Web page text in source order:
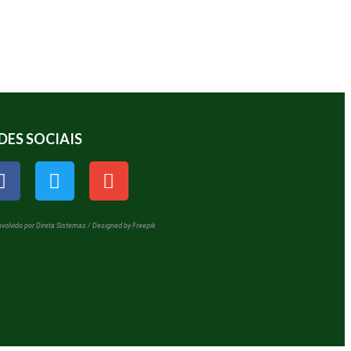
SOCIAIS
por Direta Sistemas / Designed by Freepik